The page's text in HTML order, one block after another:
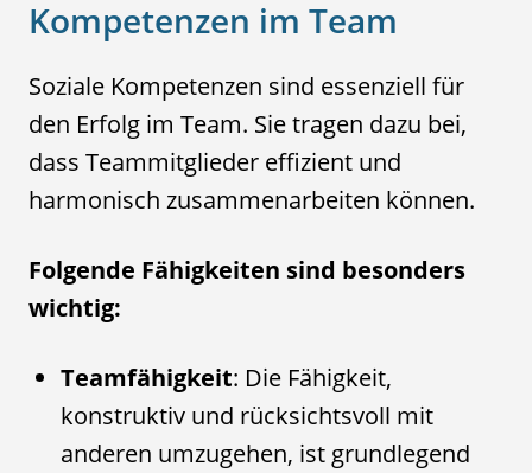
Kompetenzen im Team
Soziale Kompetenzen sind essenziell für
den Erfolg im Team. Sie tragen dazu bei,
dass Teammitglieder effizient und
harmonisch zusammenarbeiten können.
Folgende Fähigkeiten sind besonders
wichtig:
Teamfähigkeit: Die Fähigkeit,
konstruktiv und rücksichtsvoll mit
anderen umzugehen, ist grundlegend